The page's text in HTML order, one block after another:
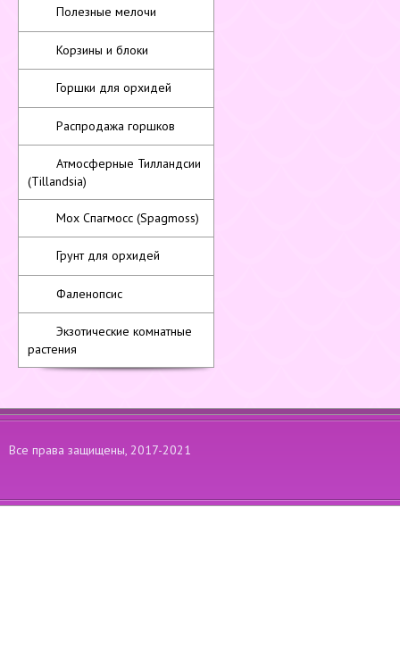
Полезные мелочи
Корзины и блоки
Горшки для орхидей
Распродажа горшков
Атмосферные Тилландсии
(Tillandsia)
Мох Спагмосс (Spagmoss)
Грунт для орхидей
Фаленопсис
Экзотические комнатные
растения
Все права защищены, 2017-2021